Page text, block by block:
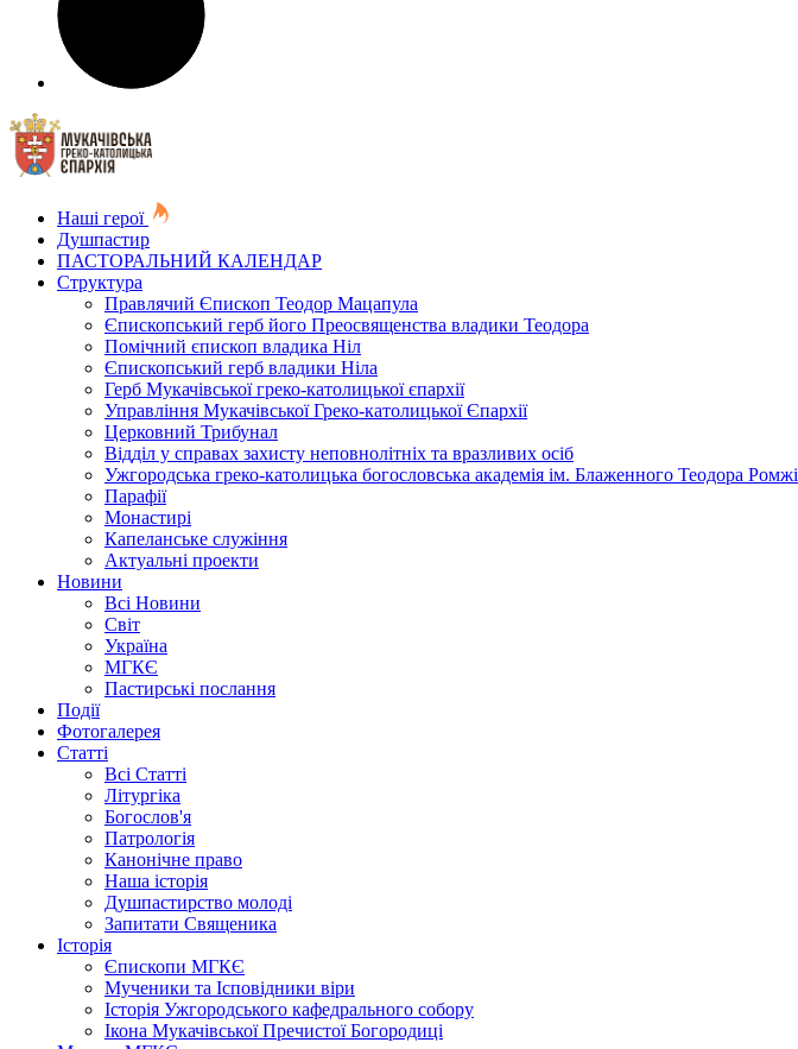
Наші герої
Душпастир
ПАСТОРАЛЬНИЙ КАЛЕНДАР
Структура
Правлячий Єпископ Теодор Мацапула
Єпископський герб його Преосвященства владики Теодора
Помічний єпископ владика Ніл
Єпископський герб владики Ніла
Герб Мукачівської греко-католицької єпархії
Управління Мукачівської Греко-католицької Єпархії
Церковний Трибунал
Відділ у справах захисту неповнолітніх та вразливих осіб
Ужгородська греко-католицька богословська академія ім. Блаженного Теодора Ромжі
Парафії
Монастирі
Капеланське служіння
Актуальні проекти
Новини
Всі Новини
Світ
Україна
МГКЄ
Пастирські послання
Події
Фотогалерея
Статті
Всі Статті
Літургіка
Богослов'я
Патрологія
Канонічне право
Наша історія
Душпастирство молоді
Запитати Священика
Історія
Єпископи МГКЄ
Мученики та Ісповідники віри
Історія Ужгородського кафедрального собору
Ікона Мукачівської Пречистої Богородиці